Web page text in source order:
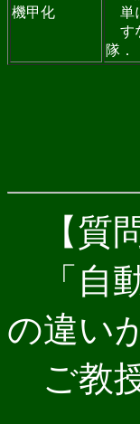
機甲化
単
す
隊．
【質
「自
の違い
ご教